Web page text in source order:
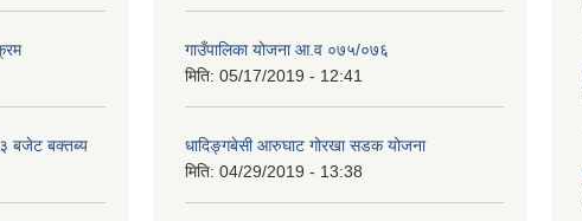
बजेट बक्तब्य
गाउँपालिका योजना आ.व ०७५/०७६
मिति: 05/17/2019 - 12:41
धादिङ्गबेसी आरुघाट गोरखा सडक योजना
मिति: 04/29/2019 - 13:38